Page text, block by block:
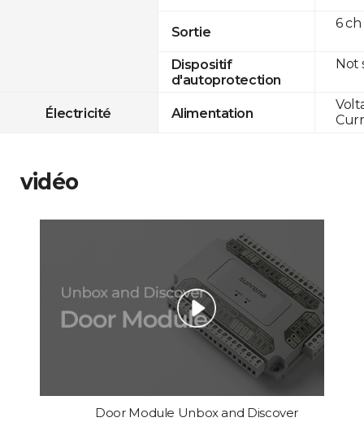
Sortie
Dispositif
d'autoprotection
Électricité Alimentation
6 ch
Not
vidéo
Door Module Unbox and Discover